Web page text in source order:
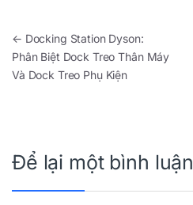
Điều hướng bài viết
← Docking Station Dyson:
Phân Biệt Dock Treo Thân Máy
Và Dock Treo Phụ Kiện
Để lại một bình luận